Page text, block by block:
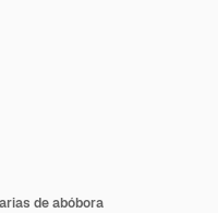
de abóbora